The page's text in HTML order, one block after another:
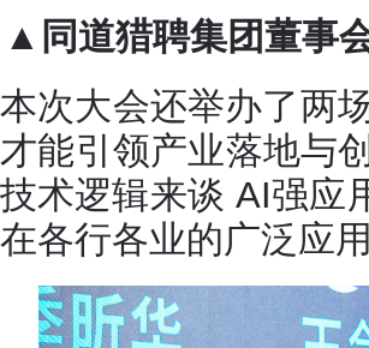
▲同道猎聘集团董事
本次大会还举办了两
才能引领产业落地与
技术逻辑来谈 AI强应
在各行各业的广泛应用